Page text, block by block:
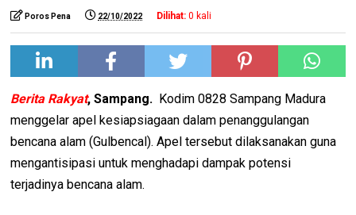
Poros Pena 22/10/2022 Dilihat: 0 kali
Berita Rakyat, Sampang. Kodim 0828 Sampang Madura
menggelar apel kesiapsiagaan dalam penanggulangan
bencana alam (Gulbencal). Apel tersebut dilaksanakan guna
mengantisipasi untuk menghadapi dampak potensi
terjadinya bencana alam.